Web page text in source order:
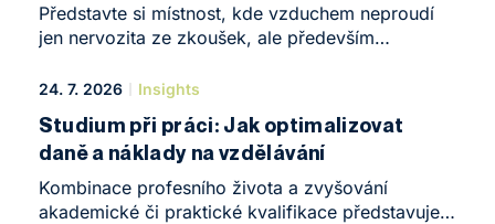
Představte si místnost, kde vzduchem neproudí
jen nervozita ze zkoušek, ale především
ovládla koncem května NEWTON Business Club
– komorní, ale o to intenzivnější konference, která
pomyslně uzavřela první rok studia stejnojmeného
programu.
24. 7. 2026 Insights
Studium při práci: Jak optimalizovat
daně a náklady na vzdělávání
Kombinace profesního života a zvyšování
akademické či praktické kvalifikace představuje